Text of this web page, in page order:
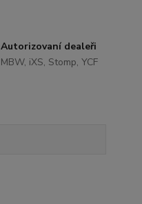
Autorizovaní dealeři
MBW, iXS, Stomp, YCF